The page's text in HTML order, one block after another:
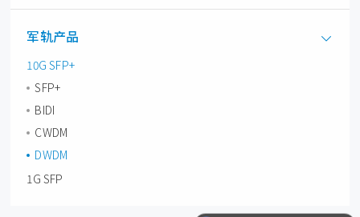
军轨产品
10G SFP+
SFP+
BIDI
CWDM
DWDM
1G SFP